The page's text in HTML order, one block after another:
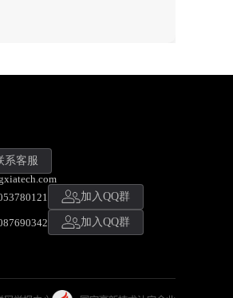
系客服
加入QQ群
加入QQ群